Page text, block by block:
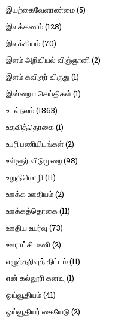
இயற்கைவேளாண்மை(5)
இலக்கணம்(128)
இலக்கியம்(70)
இளம் அறிவியல் விஞ்ஞானி(2)
இளம் கவிஞர் விருது(1)
இன்றைய செய்திகள்(1)
உடல்நலம்(1863)
உதவித்தொகை(1)
உபரி பணியிடங்கள்(2)
உள்ளூர் விடுமுறை(98)
உறுதிமொழி(11)
ஊக்க ஊதியம்(2)
ஊக்கத்தொகை(11)
ஊதிய உயர்வு (73)
ஊராட்சி மணி(2)
எழுத்தறிவுத் திட்டம்(11)
என் கல்லூரி கனவு (1)
ஓய்வூதியம்(41)
ஓய்வூதியர் கையேடு(2)